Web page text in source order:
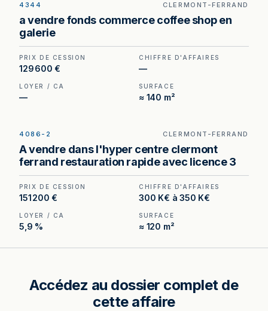
Coffee shop à vendre à Clermont-Ferrand — 200
m² en galerie, un format difficile à recréer à ce
niveau de prix.
4344 CLERMONT-FERRAND
a vendre fonds commerce coffee shop en
galerie
PRIX DE CESSION
129 600 €
CHIFFRE D'AFFAIRES
—
LOYER / CA
—
SURFACE
≈ 140 m²
emplacement n°1 en hypercentre, fort passage
piéton.
4086-2 CLERMONT-FERRAND
A vendre dans l'hyper centre clermont
ferrand restauration rapide avec licence 3
PRIX DE CESSION
151 200 €
CHIFFRE D'AFFAIRES
300 K€ à 350 K€
LOYER / CA
5,9 %
SURFACE
≈ 120 m²
Accédez au dossier complet de
cette affaire